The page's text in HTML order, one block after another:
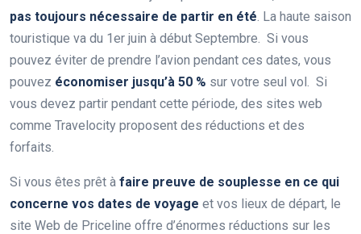
pas toujours nécessaire de partir en été . La haute saison
touristique va du 1er juin à début Septembre. Si vous
pouvez éviter de prendre l’avion pendant ces dates, vous
pouvez économiser jusqu’à 50 % sur votre seul vol. Si
vous devez partir pendant cette période, des sites web
comme Travelocity proposent des réductions et des
forfaits.
Si vous êtes prêt à faire preuve de souplesse en ce qui
concerne vos dates de voyage et vos lieux de départ, le
site Web de Priceline offre d’énormes réductions sur les